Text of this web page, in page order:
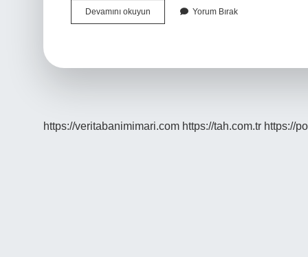
Devamını okuyun Geçmeyen
Mide
Yorum Bırak
https://veritabanimimari.com https://tah.com.tr https://